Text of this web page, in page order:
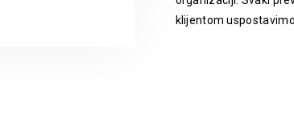
klijentom